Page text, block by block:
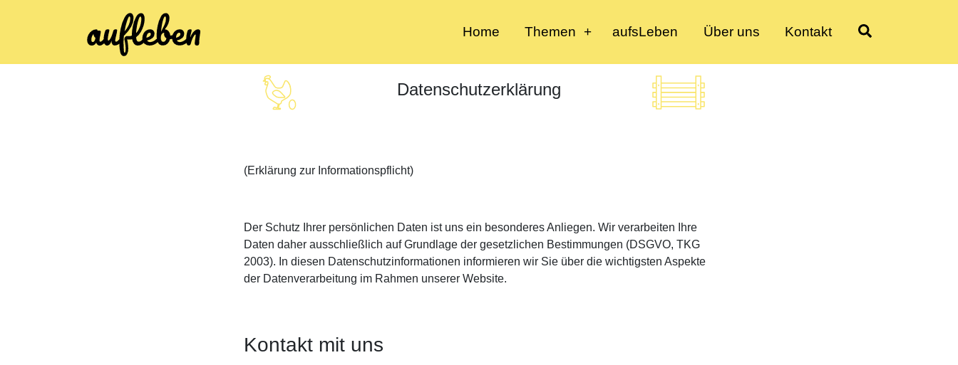
Home Themen aufsLeben Über uns Kontakt
Datenschutzerklärung
(Erklärung zur Informationspflicht)
Der Schutz Ihrer persönlichen Daten ist uns ein besonderes Anliegen. Wir verarbeiten Ihre
Daten daher ausschließlich auf Grundlage der gesetzlichen Bestimmungen (DSGVO, TKG
2003). In diesen Datenschutzinformationen informieren wir Sie über die wichtigsten Aspekte
der Datenverarbeitung im Rahmen unserer Website.
Kontakt mit uns